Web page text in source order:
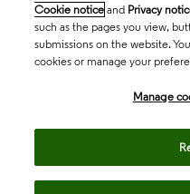
Cookie notice and Privacy
such as the pages you view,
submissions on the website.
cookies or manage your
Manage